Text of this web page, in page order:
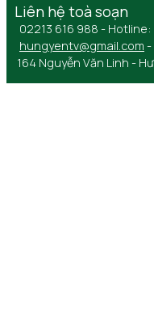
Liên hệ toà soạn
02213 616 988 -
hungyentv@gmail.com -
164 Nguyễn Văn Linh -